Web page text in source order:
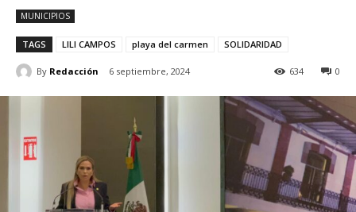
MUNICIPIOS
TAGS LILI CAMPOS playa del carmen SOLIDARIDAD
By Redacción 6 septiembre, 2024 0
634